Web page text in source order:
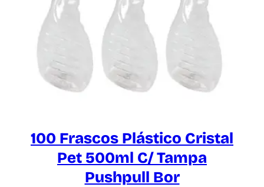
100 Frascos Plástico Cristal
Pet 500ml C/ Tampa
Pushpull Bor